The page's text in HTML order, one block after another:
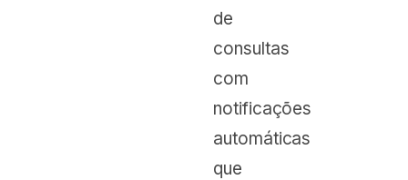
de
consultas
com
notificações
automáticas
que